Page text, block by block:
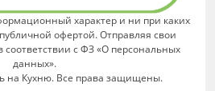
характер и ни при каких
офертой. Отправляя свои
соответствии с ФЗ «О персональных
данных».
на Кухню. Все права защищены.